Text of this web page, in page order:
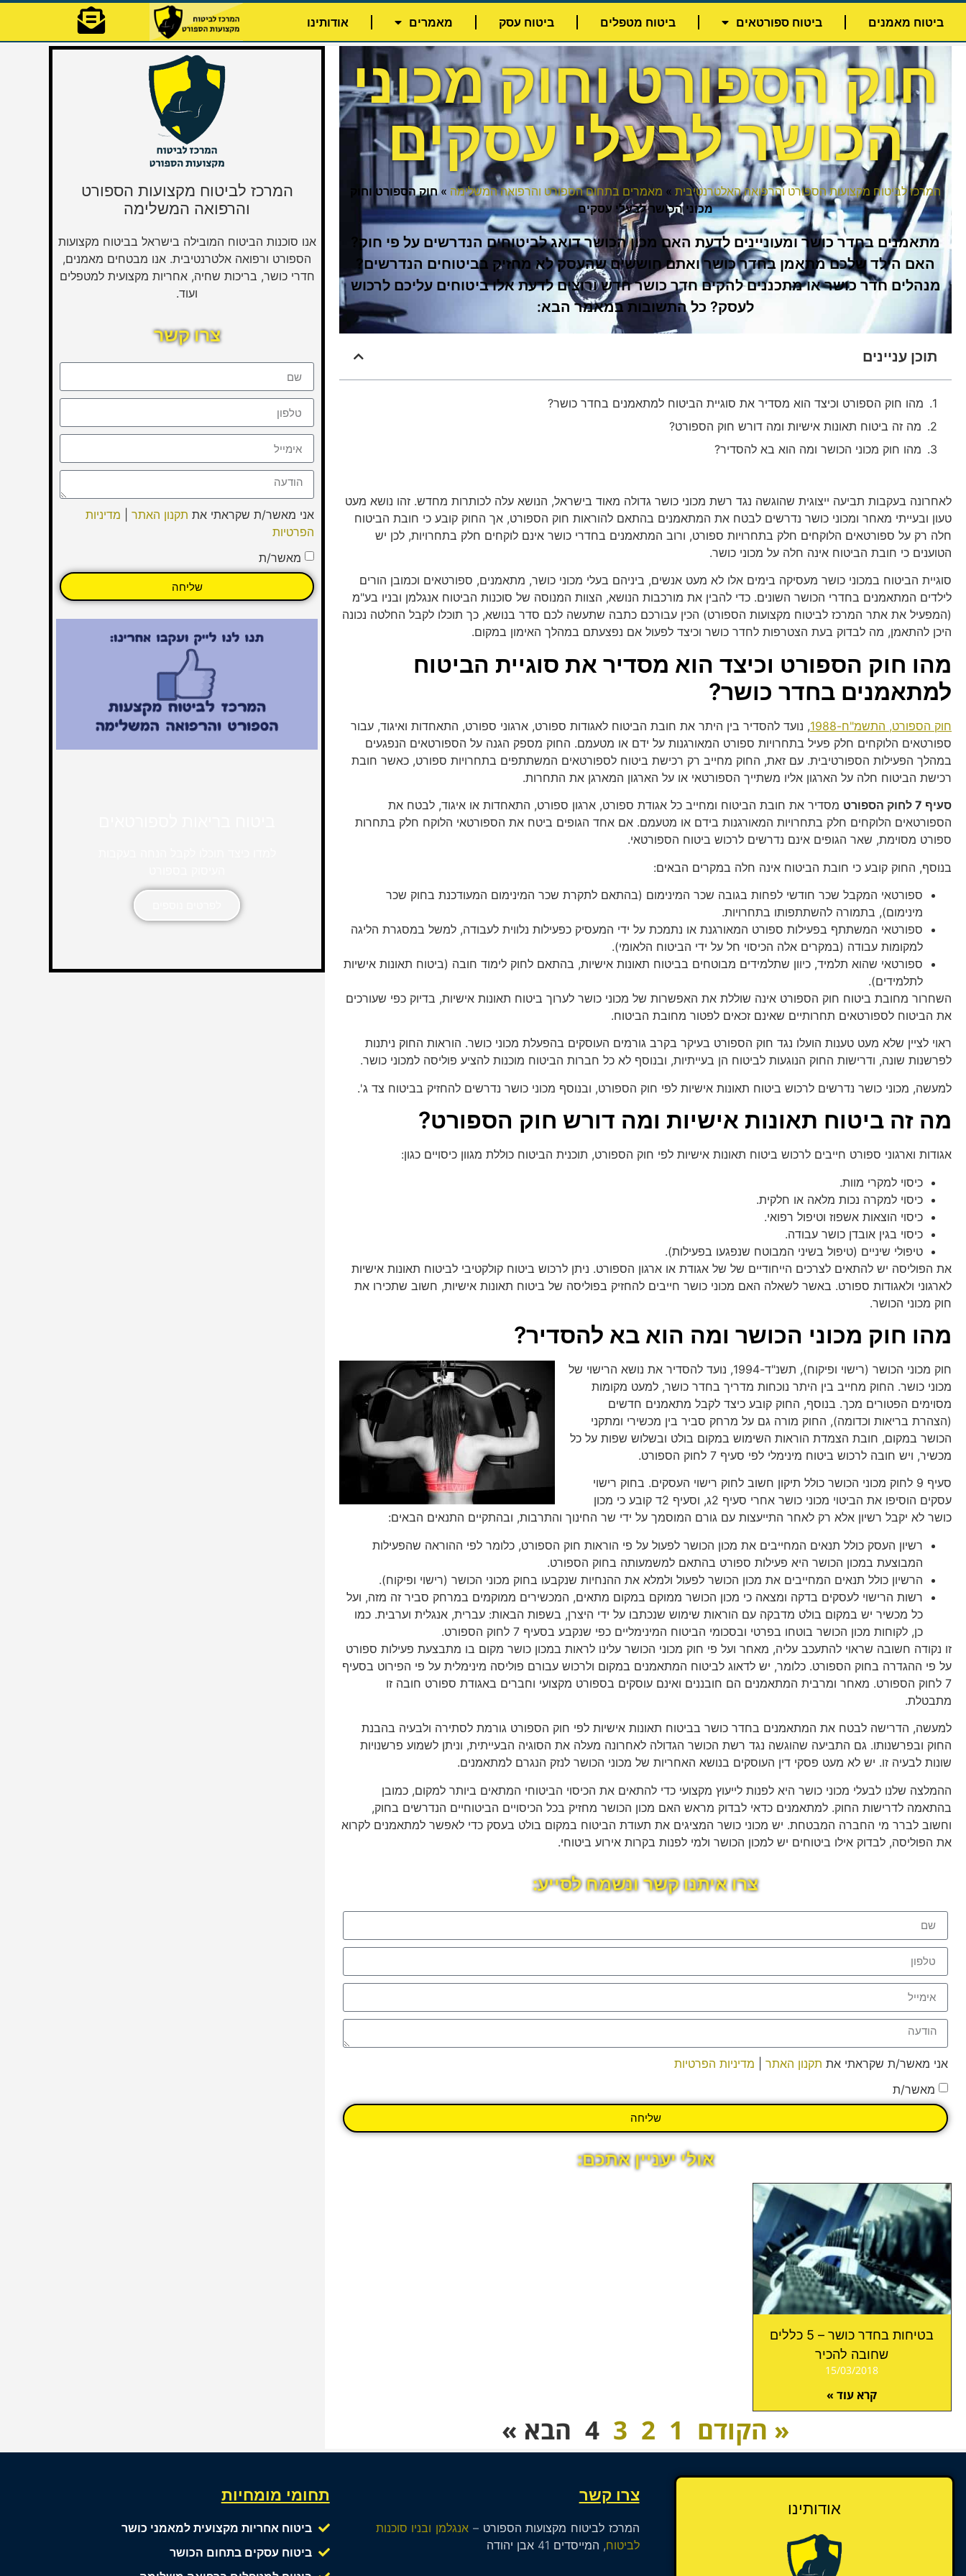
ביטוח מאמנים ביטוח ספורטאים ביטוח מטפלים ביטוח עסק מאמרים אודותינו
חוק הספורט וחוק מכוני
הכושר לבעלי עסקים
המרכז לביטוח מקצועות הספורט והרפואה האלטרנטיבית» מאמרים בתחום הספורט והרפואה המשלימה »חוק הספורט וחוק
מכוני הכושר לבעלי עסקים
מתאמנים בחדר כושר ומעוניינים לדעת האם מכון הכושר דואג לביטוחים הנדרשים על פי חוק?
האם הילד שלכם מתאמן בחדר כושר ואתם חוששים שהעסק לא מחזיק בביטוחים הנדרשים?
מנהלים חדר כושר או מתכננים להקים חדר כושר חדש ורוצים לדעת אלו ביטוחים עליכם לרכוש
לעסק? כל התשובות במאמר הבא:
תוכן עניינים
מהו חוק הספורט וכיצד הוא מסדיר את סוגיית הביטוח למתאמנים בחדר כושר?
מה זה ביטוח תאונות אישיות ומה דורש חוק הספורט?
מהו חוק מכוני הכושר ומה הוא בא להסדיר?
לאחרונה בעקבות תביעה ייצוגית שהוגשה נגד רשת מכוני כושר גדולה מאוד בישראל, הנושא עלה לכותרות מחדש. זהו נושא מעט
טעון ובעייתי מאחר ומכוני כושר נדרשים לבטח את המתאמנים בהתאם להוראות חוק הספורט, אך החוק קובע כי חובת הביטוח
חלה רק על ספורטאים הלוקחים חלק בתחרויות ספורט, ורוב המתאמנים בחדרי כושר אינם לוקחים חלק בתחרויות, לכן יש
הטוענים כי חובת הביטוח אינה חלה על מכוני כושר.
סוגיית הביטוח במכוני כושר מעסיקה בימים אלו לא מעט אנשים, ביניהם בעלי מכוני כושר, מתאמנים, ספורטאים וכמובן הורים
לילדים המתאמנים בחדרי הכושר השונים. כדי להבין את מורכבות הנושא, הצוות המנוסה של סוכנות הביטוח אנגלמן ובניו בע"מ
(המפעיל את אתר המרכז לביטוח מקצועות הספורט) הכין עבורכם כתבה שתעשה לכם סדר בנושא, כך תוכלו לקבל החלטה נכונה
היכן להתאמן, מה לבדוק בעת הצטרפות לחדר כושר וכיצד לפעול אם נפצעתם במהלך האימון במקום.
מהו חוק הספורט וכיצד הוא מסדיר את סוגיית הביטוח
למתאמנים בחדר כושר?
חוק הספורט, התשמ"ח-1988
, נועד להסדיר בין היתר את חובת הביטוח לאגודות ספורט, ארגוני ספורט, התאחדות ואיגוד, עבור
ספורטאים הלוקחים חלק פעיל בתחרויות ספורט המאורגנות על ידם או מטעמם. החוק מספק הגנה על הספורטאים הנפגעים
במהלך הפעילות הספורטיבית. עם זאת, החוק מחייב רק רכישת ביטוח לספורטאים המשתתפים בתחרויות ספורט, כאשר חובת
רכישת הביטוח חלה על הארגון אליו משתייך הספורטאי או על הארגון המארגן את התחרות.
סעיף 7 לחוק הספורט
מסדיר את חובת הביטוח ומחייב כל אגודת ספורט, ארגון ספורט, התאחדות או איגוד, לבטח את
הספורטאים הלוקחים חלק בתחרויות המאורגנות בידם או מטעמם. אם אחד הגופים ביטח את הספורטאי הלוקח חלק בתחרות
ספורט מסוימת, שאר הגופים אינם נדרשים לרכוש ביטוח הספורטאי.
בנוסף, החוק קובע כי חובת הביטוח אינה חלה במקרים הבאים:
ספורטאי המקבל שכר חודשי לפחות בגובה שכר המינימום (בהתאם לתקרת שכר המינימום המעודכנת בחוק שכר
מינימום), בתמורה להשתתפותו בתחרויות.
ספורטאי המשתתף בפעילות ספורט המאורגנת או נתמכת על ידי המעסיק כפעילות נלווית לעבודה, למשל במסגרת הליגה
למקומות עבודה (במקרים אלה הכיסוי חל על ידי הביטוח הלאומי).
ספורטאי שהוא תלמיד, כיוון שתלמידים מבוטחים בביטוח תאונות אישיות, בהתאם לחוק לימוד חובה (ביטוח תאונות אישיות
לתלמידים).
השחרור מחובת ביטוח חוק הספורט אינה שוללת את האפשרות של מכוני כושר לערוך ביטוח תאונות אישיות, בדיוק כפי שעורכים
את הביטוח לספורטאים תחרותיים שאינם זכאים לפטור מחובת הביטוח.
ראוי לציין שלא מעט טענות הועלו נגד חוק הספורט בעיקר בקרב גורמים העוסקים בהפעלת מכוני כושר. הוראות החוק ניתנות
לפרשנות שונה, ודרישות החוק הנוגעות לביטוח הן בעייתיות, ובנוסף לא כל חברות הביטוח מוכנות להציע פוליסה למכוני כושר.
למעשה, מכוני כושר נדרשים לרכוש ביטוח תאונות אישיות לפי חוק הספורט, ובנוסף מכוני כושר נדרשים להחזיק בביטוח צד ג'.
מה זה ביטוח תאונות אישיות ומה דורש חוק הספורט?
אגודות וארגוני ספורט חייבים לרכוש ביטוח תאונות אישיות לפי חוק הספורט, תוכנית הביטוח כוללת מגוון כיסויים כגון:
כיסוי למקרי מוות.
כיסוי למקרה נכות מלאה או חלקית.
כיסוי הוצאות אשפוז וטיפול רפואי.
כיסוי בגין אובדן כושר עבודה.
טיפולי שיניים (טיפול בשיני המבוטח שנפגעו בפעילות).
את הפוליסה יש להתאים לצרכים הייחודיים של של אגודת או ארגון הספורט. ניתן לרכוש ביטוח קולקטיבי לביטוח תאונות אישיות
לארגוני ולאגודות ספורט. באשר לשאלה האם מכוני כושר חייבים להחזיק בפוליסה של ביטוח תאונות אישיות, חשוב שתכירו את
חוק מכוני הכושר.
מהו חוק מכוני הכושר ומה הוא בא להסדיר?
חוק מכוני הכושר (רישוי ופיקוח), תשנ"ד-1994, נועד להסדיר את נושא הרישוי של
מכוני כושר. החוק מחייב בין היתר נוכחות מדריך בחדר כושר, למעט מקומות
מסוימים הפטורים מכך. בנוסף, החוק קובע כיצד לקבל מתאמנים חדשים
(הצהרת בריאות וכדומה), החוק מורה גם על מרחק סביר בין מכשירי ומתקני
הכושר במקום, חובת הצמדת הוראות השימוש במקום בולט ובשלוש שפות על כל
מכשיר, ויש חובה לרכוש ביטוח מינימלי לפי סעיף 7 לחוק הספורט.
סעיף 9 לחוק מכוני הכושר כולל תיקון חשוב לחוק רישוי העסקים. בחוק רישוי
עסקים הוסיפו את הביטוי מכוני כושר אחרי סעיף 2ג, וסעיף 2ד קובע כי מכון
כושר לא יקבל רשיון אלא רק לאחר התייעצות עם גורם המוסמך על ידי שר החינוך והתרבות, ובהתקיים התנאים הבאים:
רשיון העסק כולל תנאים המחייבים את מכון הכושר לפעול על פי הוראות חוק הספורט, כלומר לפי ההוראה שהפעילות
המבוצעת במכון הכושר היא פעילות ספורט בהתאם למשמעותה בחוק הספורט.
הרשיון כולל תנאים המחייבים את מכון הכושר לפעול ולמלא את ההנחיות שנקבעו בחוק מכוני הכושר (רישוי ופיקוח).
רשות הרישוי לעסקים בדקה ומצאה כי מכון הכושר ממוקם במקום מתאים, המכשירים ממוקמים במרחק סביר זה מזה, ועל
כל מכשיר יש במקום בולט מדבקה עם הוראות שימוש שנכתבו על ידי היצרן, בשפות הבאות: עברית, אנגלית וערבית. כמו
כן, לקוחות מכון הכושר בוטחו בפרטי ובסכומי הביטוח המינימליים כפי שנקבע בסעיף 7 לחוק הספורט.
זו נקודה חשובה שראוי להתעכב עליה, מאחר ועל פי חוק מכוני הכושר עלינו לראות במכון כושר מקום בו מתבצעת פעילות ספורט
על פי ההגדרה בחוק הספורט. כלומר, יש לדאוג לביטוח המתאמנים במקום ולרכוש עבורם פוליסה מינימלית על פי הפירוט בסעיף
7 לחוק הספורט. מאחר ומרבית המתאמנים הם חובננים ואינם עוסקים בספורט מקצועי וחברים באגודת ספורט חובה זו
מתבטלת.
למעשה, הדרישה לבטח את המתאמנים בחדר כושר בביטוח תאונות אישיות לפי חוק הספורט גורמת לסתירה ולבעיה בהבנת
החוק ובפרשנותו. גם התביעה שהוגשה נגד רשת הכושר הגדולה לאחרונה מעלה את הסוגיה הבעייתית, וניתן לשמוע פרשנויות
שונות לבעיה זו. יש לא מעט פסקי דין העוסקים בנושא האחריות של מכוני הכושר לנזק הנגרם למתאמנים.
ההמלצה שלנו לבעלי מכוני כושר היא לפנות לייעוץ מקצועי כדי להתאים את הכיסוי הביטוחי המתאים ביותר למקום, כמובן
בהתאמה לדרישות החוק. למתאמנים כדאי לבדוק מראש האם מכון הכושר מחזיק בכל הכיסויים הביטוחיים הנדרשים בחוק,
וחשוב לברר מי החברה המבטחת. יש מכוני כושר המציגים את תעודת הביטוח במקום בולט בעסק כדי לאפשר למתאמנים לקרוא
את הפוליסה, לבדוק אילו ביטוחים יש למכון הכושר ולמי לפנות בקרות אירוע ביטוחי.
צרו איתנו קשר ונשמח לסייע:
אני מאשר/ת שקראתי את תקנון האתר
מדיניות הפרטיות
מאשר/ת
שליחה
אולי יעניין אתכם:
בטיחות בחדר כושר – 5 כללים
שחובה להכיר
15/03/2018
קרא עוד »
« הקודם 1
2
3
4 הבא »
המרכז לביטוח מקצועות הספורט
והרפואה המשלימה
אנו סוכנות הביטוח המובילה בישראל בביטוח מקצועות
הספורט ורפואה אלטרנטיבית. אנו מבטחים מאמנים,
חדרי כושר, בריכות שחיה, אחריות מקצועית למטפלים
ועוד.
צרו קשר
אני מאשר/ת שקראתי את תקנון האתר| מדיניות
הפרטיות
מאשר/ת
שליחה
אודותינו
צרו קשר
המרכז לביטוח מקצועות הספורט – אנגלמן ובניו סוכנות
לביטוח, המייסדים 41 אבן יהודה
תחומי מומחיות
ביטוח אחריות מקצועית למאמני כושר
ביטוח עסקים בתחום הכושר